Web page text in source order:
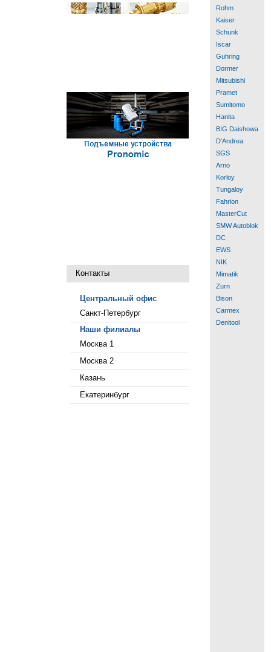
Контакты
Центральный офис
Санкт-Петербург
Наши филиалы
Москва 1
Москва 2
Казань
Екатеринбург
Rohm
Kaiser
Schunk
Iscar
Guhring
Dormer
Mitsubishi
Pramet
Sumitomo
Hanita
BIG Daishowa
D’Andrea
SGS
Arno
Korloy
Tungaloy
Fahrion
MasterCut
SMW Autoblok
DC
EWS
NIK
Mimatik
Zurn
Bison
Carmex
Denitool